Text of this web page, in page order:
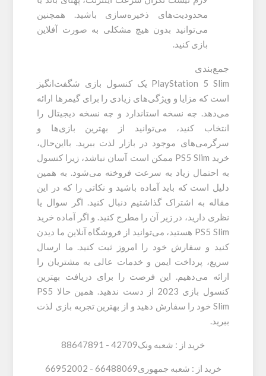
محدودیت‌های ذخیره‌سازی باشید. همچنین
می‌توانید بدون هیچ مشکلی به صورت آفلاین
بازی کنید.
جمع‌بندی
PlayStation 5 Slim یک کنسول بازی شگفت‌انگیز
است که مزایا و ویژگی‌های زیادی را برای گیمرها ارائه
می‌دهد. چه نسخه استاندارد و چه نسخه دیجیتال را
انتخاب کنید، می‌توانید از بهترین بازی‌ها و
سرگرمی‌های موجود در بازار لذت ببرید. بااین‌حال،
خرید PS5 Slim ممکن است آسان نباشد، زیرا کنسول
به احتمال زیاد به سرعت فروخته می‌شود. به همین
دلیل است که باید آماده باشید و نکاتی را که در این
مقاله به اشتراک گذاشتیم دنبال کنید. اگر سوال یا
نظری دارید، در زیر آن را مطرح کنید. و اگر آماده خرید
PS5 Slim هستید، می‌توانید از فروشگاه آنلاین ما دیدن
کنید و سفارش خود را امروز ثبت کنید. ما ارسال
سریع، پرداخت ایمن و خدمات عالی به مشتریان را
ارائه می‌دهیم. این فرصت را برای دریافت بهترین
کنسول بازی 2023 از دست ندهید. همین حالا PS5
Slim خود را سفارش دهید و از بهترین تجربه بازی لذت
ببرید.
خرید از : شعبه ونک42709 -
88647891
خرید از : شعبه جمهوری66488069 -
66952002